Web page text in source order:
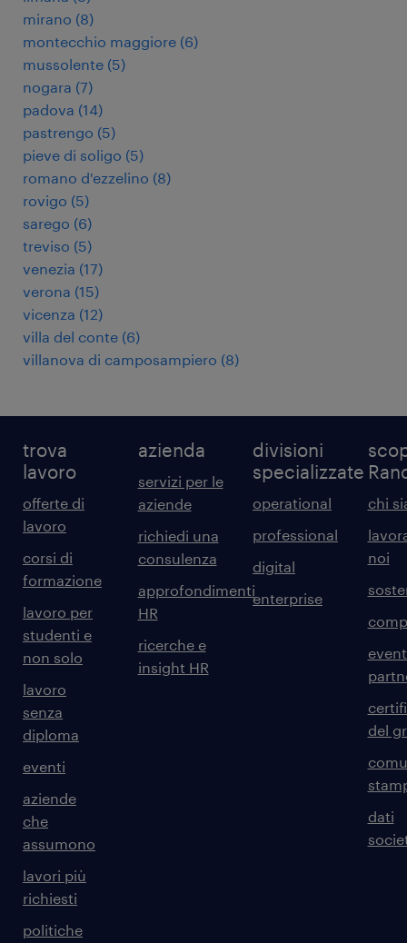
mirano (8)
montecchio maggiore (6)
mussolente (5)
nogara (7)
padova (14)
pastrengo (5)
pieve di soligo (5)
romano d'ezzelino (8)
rovigo (5)
sarego (6)
treviso (5)
venezia (17)
verona (15)
vicenza (12)
villa del conte (6)
villanova di camposampiero (8)
trova
lavoro
offerte di
lavoro
corsi di
formazione
lavoro per
studenti e
non solo
lavoro
senza
diploma
eventi
aziende
che
assumono
lavori più
richiesti
politiche
azienda
servizi per le
aziende
richiedi una
consulenza
approfondimenti
HR
ricerche e
insight HR
divisioni
specializzate
operational
professional
digital
enterprise
chi
noi
del
dati